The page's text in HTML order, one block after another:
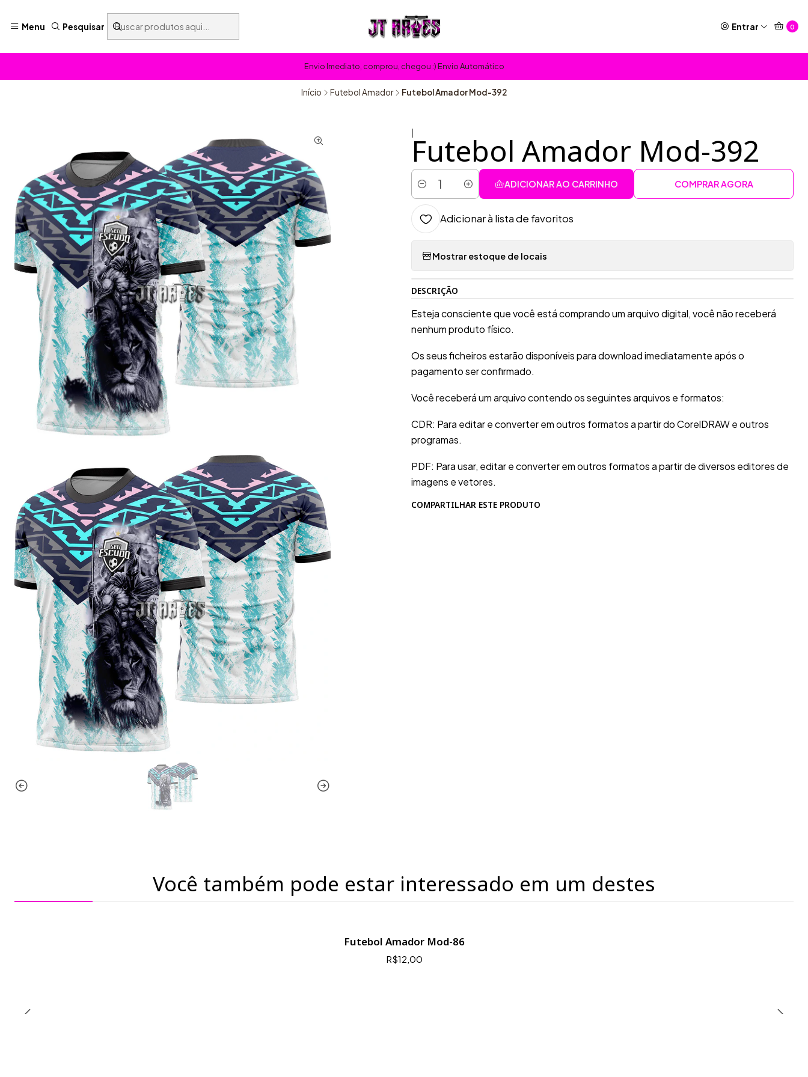
Menu Pesquisar Entrar 0
Envio Imediato, comprou, chegou :) Envio Automático
Início Futebol Amador Futebol Amador Mod-392
Futebol Amador Mod-392
Quantidade
ADICIONAR AO CARRINHO COMPRAR AGORA
Adicionar à lista de favoritos
Mostrar estoque de locais
DESCRIÇÃO
Esteja consciente que você está comprando um arquivo digital, você não receberá
nenhum produto físico.
Os seus ficheiros estarão disponíveis para download imediatamente após o
pagamento ser confirmado.
Você receberá um arquivo contendo os seguintes arquivos e formatos:
CDR: Para editar e converter em outros formatos a partir do CorelDRAW e outros
programas.
PDF: Para usar, editar e converter em outros formatos a partir de diversos editores de
imagens e vetores.
COMPARTILHAR ESTE PRODUTO
Você também pode estar interessado em um destes
Futebol Amador Mod-86
R$12,00